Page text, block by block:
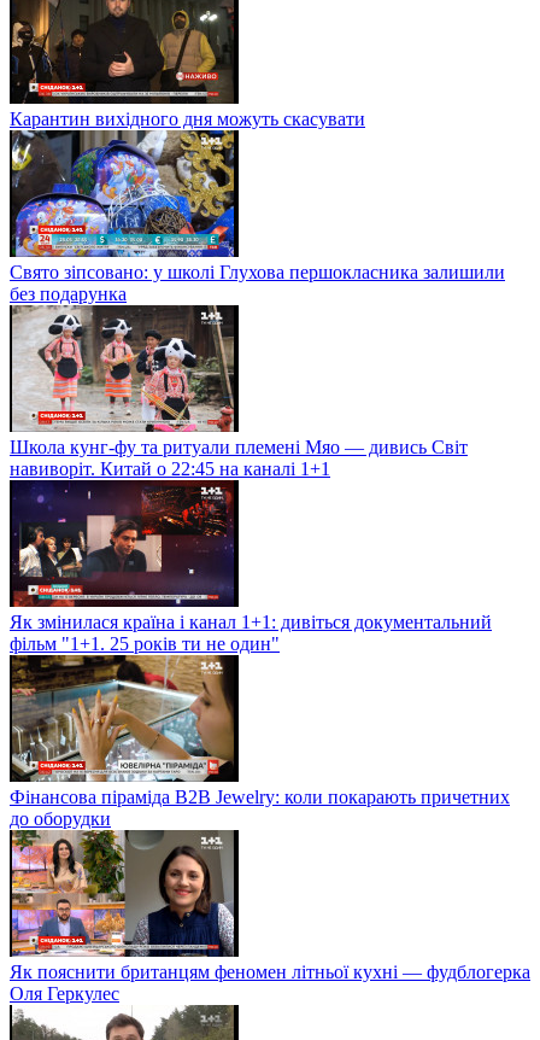
Карантин вихідного дня можуть скасувати
Свято зіпсовано: у школі Глухова першокласника залишили
без подарунка
Школа кунг-фу та ритуали племені Мяо — дивись Світ
навиворіт. Китай о 22:45 на каналі 1+1
Як змінилася країна і канал 1+1: дивіться документальний
фільм "1+1. 25 років ти не один"
Фінансова піраміда B2B Jewelry: коли покарають причетних
до оборудки
Як пояснити британцям феномен літньої кухні — фудблогерка
Оля Геркулес